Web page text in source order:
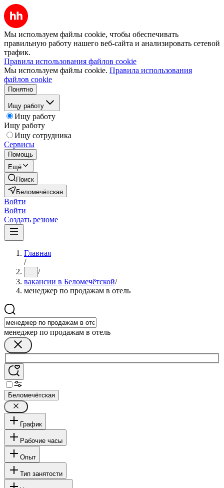
Мы используем файлы cookie, чтобы обеспечивать
правильную работу нашего веб-сайта и анализировать сетевой
трафик.
Правила использования файлов cookie
Мы используем файлы cookie. Правила использования
файлов cookie
Понятно
Ищу работу
Ищу работу
Ищу работу
Ищу сотрудника
Сервисы
Помощь
Ещё
Поиск
Беломечётская
Войти
Войти
Создать резюме
Главная
/
... /
вакансии в Беломечётской/
менеджер по продажам в отель
менеджер по продажам в отель
Беломечётская
График
Рабочие часы
Опыт
Тип занятости